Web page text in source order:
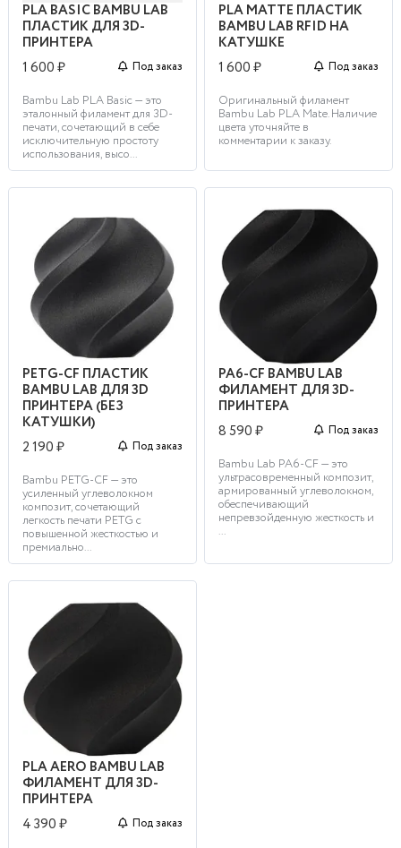
PLA BASIC BAMBU LAB
ПЛАСТИК ДЛЯ 3D-
ПРИНТЕРА
1 600 ₽
Под заказ
Bambu Lab PLA Basic — это
эталонный филамент для 3D-
печати, сочетающий в себе
исключительную простоту
использования, высо...
PLA MATTE ПЛАСТИК
BAMBU LAB RFID НА
КАТУШКЕ
1 600 ₽
Под заказ
Оригинальный филамент
Bambu Lab PLA Mate. Наличие
цвета уточняйте в
комментарии к заказу.
PETG-CF ПЛАСТИК
BAMBU LAB ДЛЯ 3D
ПРИНТЕРА (БЕЗ
КАТУШКИ)
2 190 ₽
Под заказ
Bambu PETG-CF — это
усиленный углеволокном
композит, сочетающий
легкость печати PETG с
повышенной жесткостью и
премиально...
PA6-CF BAMBU LAB
ФИЛАМЕНТ ДЛЯ 3D-
ПРИНТЕРА
8 590 ₽
Под заказ
Bambu Lab PA6-CF — это
ультрасовременный композит,
армированный углеволокном,
обеспечивающий
непревзойденную жесткость и
...
PLA AERO BAMBU LAB
ФИЛАМЕНТ ДЛЯ 3D-
ПРИНТЕРА
4 390 ₽
Под заказ